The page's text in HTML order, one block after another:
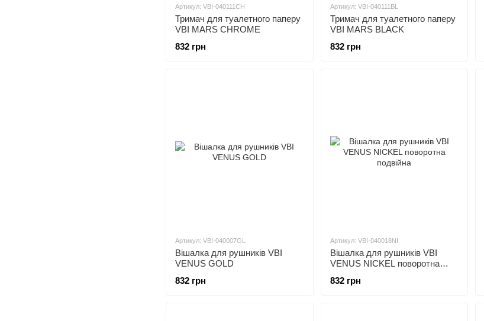
Артикул: VBI-040111CH
Тримач для туалетного паперу
VBI MARS CHROME
832 грн
Артикул: VBI-040111BL
Тримач для туалетного паперу
VBI MARS BLACK
832 грн
Артикул: VBI-040007GL
Вішалка для рушників VBI
VENUS GOLD
832 грн
Артикул: VBI-040018NI
Вішалка для рушників VBI
VENUS NICKEL поворотна
832 грн